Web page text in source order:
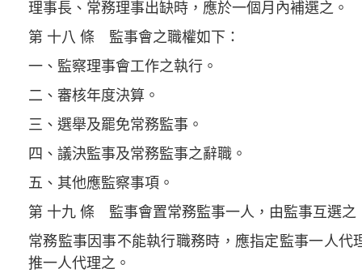
理事長、常務理事出缺時，應於一個月內補選之。
第 十八 條 監事會之職權如下：
一、監察理事會工作之執行。
二、審核年度決算。
三、選舉及罷免常務監事。
四、議決監事及常務監事之辭職。
五、其他應監察事項。
第 十九 條 監事會置常務監事一人，由監事互選之
常務監事因事不能執行職務時，應指定監事一人
推一人代理之。